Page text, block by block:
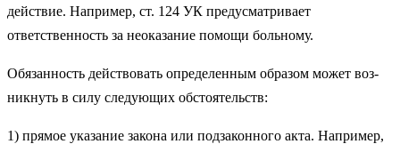
действие. Например, ст. 124 УК предусматривает
ответственность за не­оказание помощи больному.
Обязанность действовать определенным образом может воз­
никнуть в силу следующих обстоятельств:
1) прямое указание закона или подзаконного акта. Например,